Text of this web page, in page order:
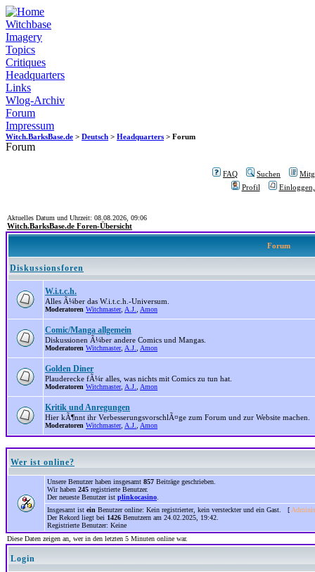
Witchbase
Imagery
Topics
Critiques
Headquarters
Links
Wlog-Archiv
Forum
Impressum
Witch.BarksBase.de > Deutsch > Headquarters > Forum
Forum
FAQ Suchen
Profil
Aktuelles Datum und Uhrzeit: 08.08.2026, 09:06
Witch.BarksBase.de Foren-Übersicht
Forum
Diskussionsforen
W.i.t.c.h.
Alles Ã¼ber das W.i.t.c.h.-Universum.
Moderatoren Witchmaster, A.J. Amon
Comic/Manga allgemein
Diskussionen Ã¼ber andere Comics und Mangas.
Moderatoren Witchmaster, A.J. Amon
Golden Diner
Plauderecke fÃ¼r alles, was nichts mit Comics zu tun hat.
Moderatoren Witchmaster, A.J. Amon
Kritik und Anregungen
Hier kÃ¶nnt ihr VerbesserungsvorschlÃ¤ge zum Forum und zur Website machen.
Moderatoren Witchmaster, A.J. Amon
Wer ist online?
Unsere Benutzer haben insgesamt 857 Beiträge geschrieben.
Wir haben 245 registrierte Benutzer.
Der neueste Benutzer ist plinkocasino
Insgesamt ist ein Benutzer online: Kein registrierter, kein versteckter und ein Gast. [
Der Rekord liegt bei 1426 Benutzern am 24.02.2025, 19:42.
Registrierte Benutzer: Keine
Diese Daten zeigen an, wer in den letzten 5 Minuten online war.
Login